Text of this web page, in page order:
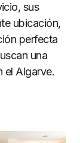
sus
ubicación,
perfecta
una
el Algarve.